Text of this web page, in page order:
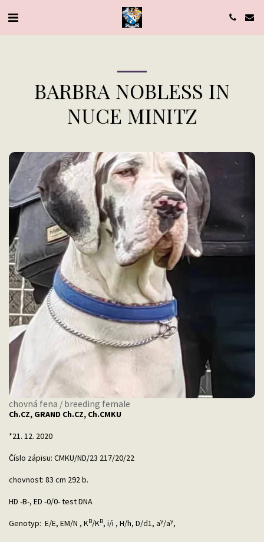
BARBRA NOBLESS IN
NUCE MINITZ
chovná fena / breeding female
Ch.CZ, GRAND Ch.CZ, Ch.CMKU
*21. 12. 2020
Číslo zápisu: CMKU/ND/23 217/20/22
chovnost: 83 cm 292 b.
HD -B-, ED -0/0- test DNA
Genotyp: E/E, EM/N , KB/KB, i/i , H/h, D/d1, ay/ay,